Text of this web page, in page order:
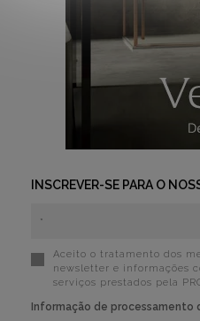
INSCREVER-SE PARA O
Aceito o tratamento dos
newsletter e informações
serviços prestados pela
Informação de processamento